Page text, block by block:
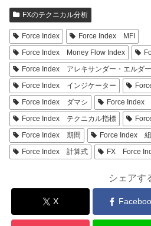
FXのテクニカル分析
Force Index
Force Index MFI
Force Index Money Flow Index
Force Index アレキサンダー・エルダー
Force Index インジケーター
Force Index ダマシ
Force Index
Force Index テクニカル指標
Force Index 期間
Force Index
Force Index 計算式
FX Force
シェアす
X